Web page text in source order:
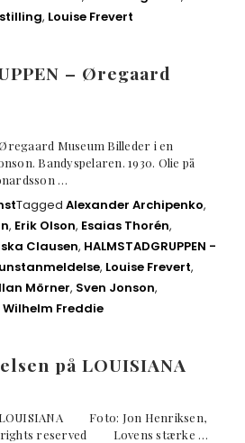
, Louise Frevert
– Øregaard
Øregaard Museum Billeder i en
Bandyspelaren. 1930. Olie på
…
Tagged Alexander Archipenko,
, Erik Olson, Esaias Thorén,
Clausen, HALMSTADGRUPPEN -
, Louise Frevert,
Mörner, Sven Jonson,
Wilhelm Freddie
på LOUISIANA
LOUISIANA Foto: Jon Henriksen,
rights reserved Lovens stærke …